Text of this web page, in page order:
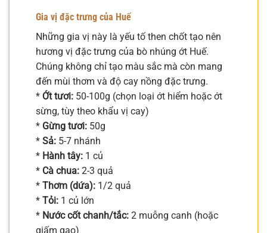
Gia vị đặc trưng của Huế
Những gia vị này là yếu tố then chốt tạo nên
hương vị đặc trưng của bò nhúng ớt Huế.
Chúng không chỉ tạo màu sắc mà còn mang
đến mùi thơm và độ cay nồng đặc trưng.
* Ớt tươi: 50-100g (chọn loại ớt hiểm hoặc ớt
sừng, tùy theo khẩu vị cay)
* Gừng tươi: 50g
* Sả: 5-7 nhánh
* Hành tây: 1 củ
* Cà chua: 2-3 quả
* Thơm (dứa): 1/2 quả
* Tỏi: 1 củ lớn
* Nước cốt chanh/tắc: 2 muỗng canh (hoặc
giấm gạo)